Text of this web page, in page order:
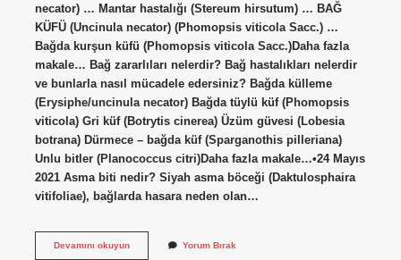
necator) … Mantar hastalığı (Stereum hirsutum) … BAĞ
KÜFÜ (Uncinula necator) (Phomopsis viticola Sacc.) …
Bağda kurşun küfü (Phomopsis viticola Sacc.)Daha fazla
makale… Bağ zararlıları nelerdir? Bağ hastalıkları nelerdir
ve bunlarla nasıl mücadele edersiniz? Bağda külleme
(Erysiphe/uncinula necator) Bağda tüylü küf (Phomopsis
viticola) Gri küf (Botrytis cinerea) Üzüm güvesi (Lobesia
botrana) Dürmece – bağda küf (Sparganothis pilleriana)
Unlu bitler (Planococcus citri)Daha fazla makale…•24 Mayıs
2021 Asma biti nedir? Siyah asma böceği (Daktulosphaira
vitifoliae), bağlarda hasara neden olan…
Devamını okuyunAsma
Yorum Bırak